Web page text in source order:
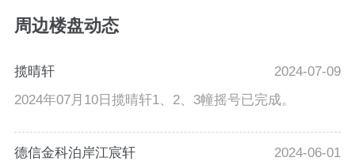
周边楼盘动态
揽晴轩
2024-07-09
2024年07月10日揽晴轩1、2、3幢摇号已完成。
德信金科泊岸江宸轩
2024-06-01